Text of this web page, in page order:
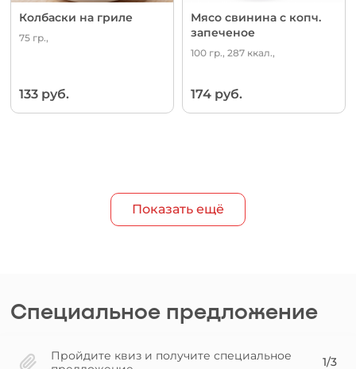
Колбаски на гриле
75 гр.,
133 руб.
Мясо свинина с копч.
запеченое
100 гр., 287 ккал.,
174 руб.
Показать ещё
Специальное предложение
Пройдите квиз и получите специальное
1/3